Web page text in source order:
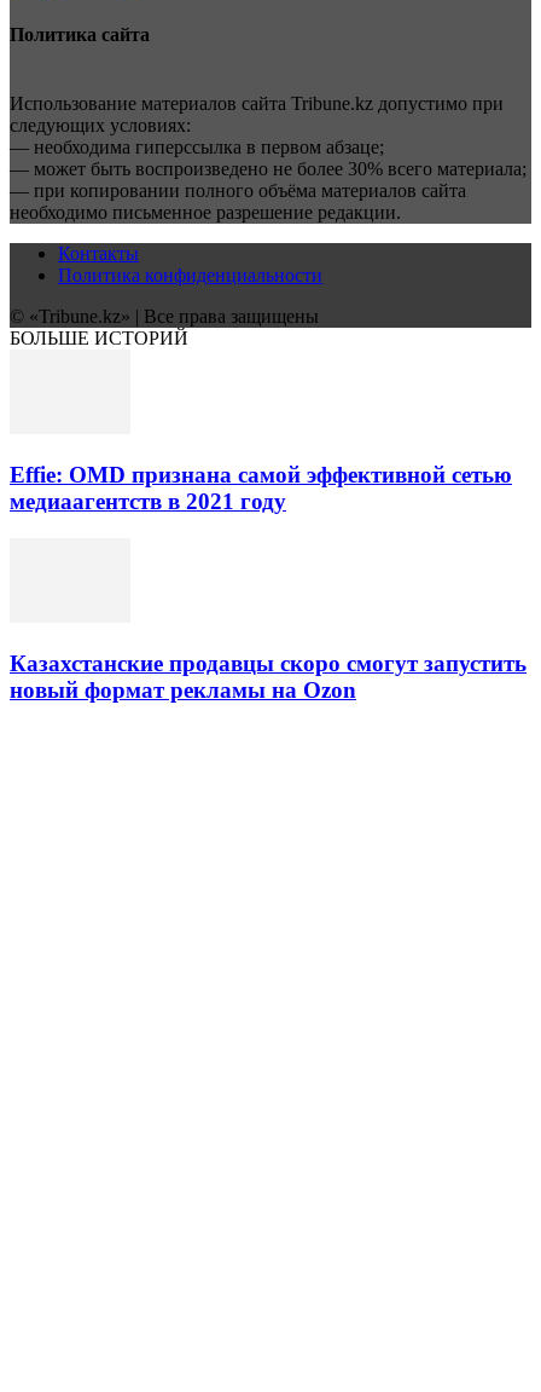
Политика сайта
Использование материалов сайта Tribune.kz допустимо при
следующих условиях:
— необходима гиперссылка в первом абзаце;
— может быть воспроизведено не более 30% всего материала;
— при копировании полного объёма материалов сайта
необходимо письменное разрешение редакции.
Контакты
Политика конфиденциальности
© «Tribune.kz» | Все права защищены
БОЛЬШЕ ИСТОРИЙ
Effie: OMD признана самой эффективной сетью
медиаагентств в 2021 году
Казахстанские продавцы скоро смогут запустить
новый формат рекламы на Ozon